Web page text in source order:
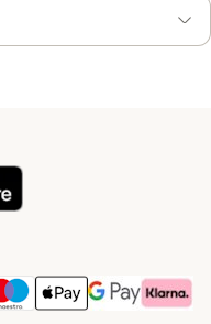
MethodMethod
Payment Method
Apple pay. Payment
Google Pay
Klarna